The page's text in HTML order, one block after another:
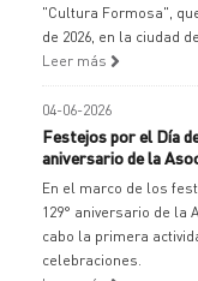
"Cultura Formosa",
de 2026, en la ciudad
Leer más
04-06-2026
Festejos por el Día
aniversario de la
En el marco de los
129° aniversario de la
cabo la primera
celebraciones.